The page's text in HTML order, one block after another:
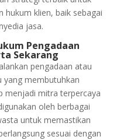
hukum klien, baik sebagai
jasa.
Pengadaan
Sekarang
pengadaan atau
yang membutuhkan
menjadi mitra terpercaya
oleh berbagai
untuk memastikan
sesuai dengan